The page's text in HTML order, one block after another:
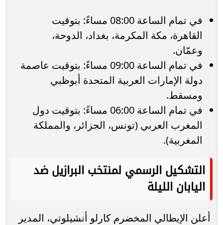
في تمام الساعة 08:00 مساءً: بتوقيت
القاهرة، مكة المكرمة، بغداد، الدوحة،
وعمّان.
في تمام الساعة 09:00 مساءً: بتوقيت عاصمة
دولة الإمارات العربية المتحدة أبوظبي
ومسقط.
في تمام الساعة 06:00 مساءً: بتوقيت دول
المغرب العربي (تونس، الجزائر، والمملكة
المغربية).
التشكيل الرسمي لمنتخب البرازيل ضد
اليابان الليلة
أعلن الإيطالي المخضرم كارلو أنشيلوتي، المدير